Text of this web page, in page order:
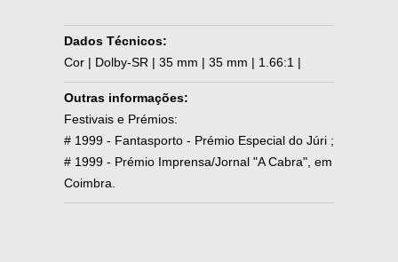
Dados Técnicos:
Cor | Dolby-SR | 35 mm | 35 mm | 1.66:1 |
Outras informações:
Festivais e Prémios:
# 1999 - Fantasporto - Prémio Especial do Júri ;
# 1999 - Prémio Imprensa/Jornal "A Cabra", em
Coimbra.